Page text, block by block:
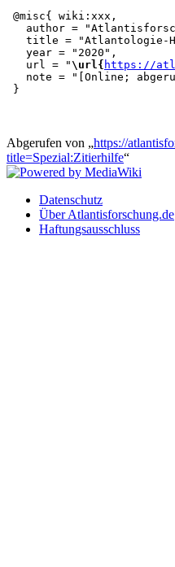
@misc{ wiki:xxx,
author =
title = "Atlantologie-
   year = "2020",
   url = "
\url{ https://
note = "[Online;
Abgerufen von „https://
title=Spezial:Zitierhilfe“
Datenschutz
Über Atlantisforschung.de
Haftungsausschluss